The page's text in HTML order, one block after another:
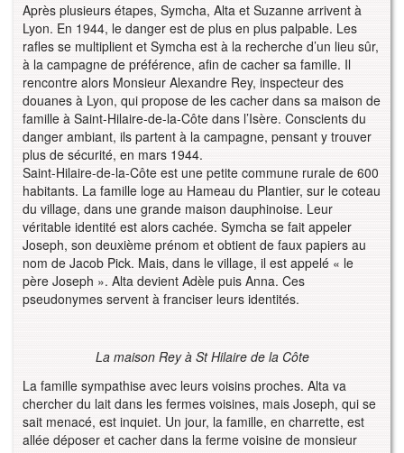
Après plusieurs étapes, Symcha, Alta et Suzanne arrivent à
Lyon. En 1944, le danger est de plus en plus palpable. Les
rafles se multiplient et Symcha est à la recherche d’un lieu sûr,
à la campagne de préférence, afin de cacher sa famille. Il
rencontre alors Monsieur Alexandre Rey, inspecteur des
douanes à Lyon, qui propose de les cacher dans sa maison de
famille à Saint-Hilaire-de-la-Côte dans l’Isère. Conscients du
danger ambiant, ils partent à la campagne, pensant y trouver
plus de sécurité, en mars 1944.
Saint-Hilaire-de-la-Côte est une petite commune rurale de 600
habitants. La famille loge au Hameau du Plantier, sur le coteau
du village, dans une grande maison dauphinoise. Leur
véritable identité est alors cachée. Symcha se fait appeler
Joseph, son deuxième prénom et obtient de faux papiers au
nom de Jacob Pick. Mais, dans le village, il est appelé « le
père Joseph ». Alta devient Adèle puis Anna. Ces
pseudonymes servent à franciser leurs identités.
La maison Rey à St Hilaire de la Côte
La famille sympathise avec leurs voisins proches. Alta va
chercher du lait dans les fermes voisines, mais Joseph, qui se
sait menacé, est inquiet. Un jour, la famille, en charrette, est
allée déposer et cacher dans la ferme voisine de monsieur